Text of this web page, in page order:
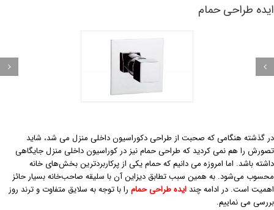
طراحی حمام
گذشته هنگامی که صحبت از طراحی دکوراسیون داخلی منزل می شد، شاید
را هم نمی کردید که طراحی حمام نیز در کوراسیون داخلی منزل جایگاهی
باشد. اما امروزه می دانیم که حمام یکی از پرکاربردترین بخش‌های خانه
می‌شود. به همین سبب تطابق دیزاین آن با سلیقه صاحب‌خانه بسیار حائز
است. در ادامه چند ایده طراحی حمامرا با توجه به سلایق متفاوت و ترند روز
می نماییم.